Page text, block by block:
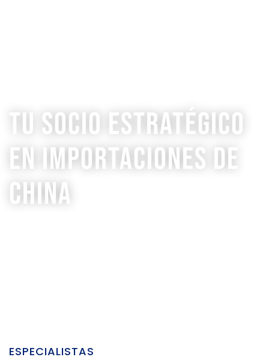
Tu socio estratégico
en importaciones de
china
ESPECIALISTAS